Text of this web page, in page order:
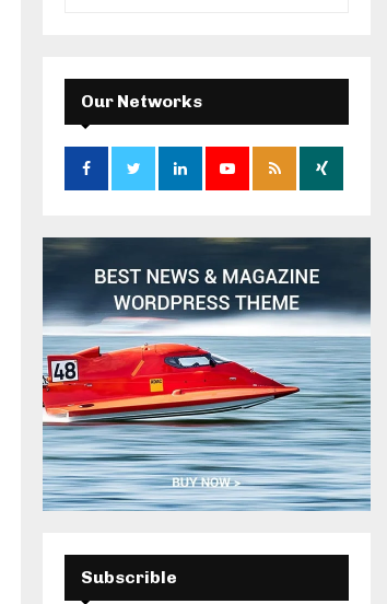
:
E
A
R
Our Networks
Subscrible